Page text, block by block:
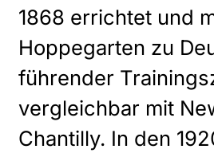
1868 errichtet und
Hoppegarten zu
führender
vergleichbar mit
Chantilly. In den